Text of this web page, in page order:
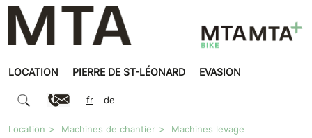
LOCATION PIERRE DE ST-LÉONARD EVASION
fr de
Location Machines de chantier
Machines levage